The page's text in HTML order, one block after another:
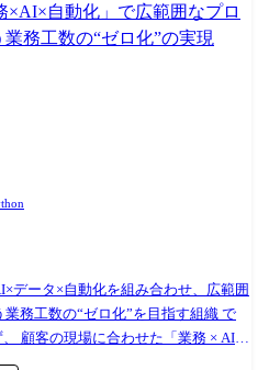
×AI×自動化」で広範囲なプロ
務工数の“ゼロ化”の実現
データ×自動化を組み合わせ、広範囲
務工数の“ゼロ化”を目指す組織 で
顧客の現場に合わせた「業務 × AI ×
のは、BPO×DXを強みに持つDX統括